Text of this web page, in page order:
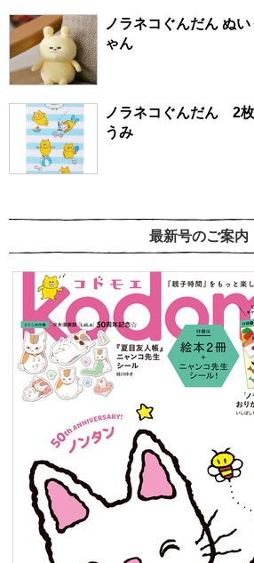
ノラネコぐんだん ぬ
ゃん
ノラネコぐんだん 2
うみ
最新号のご案内